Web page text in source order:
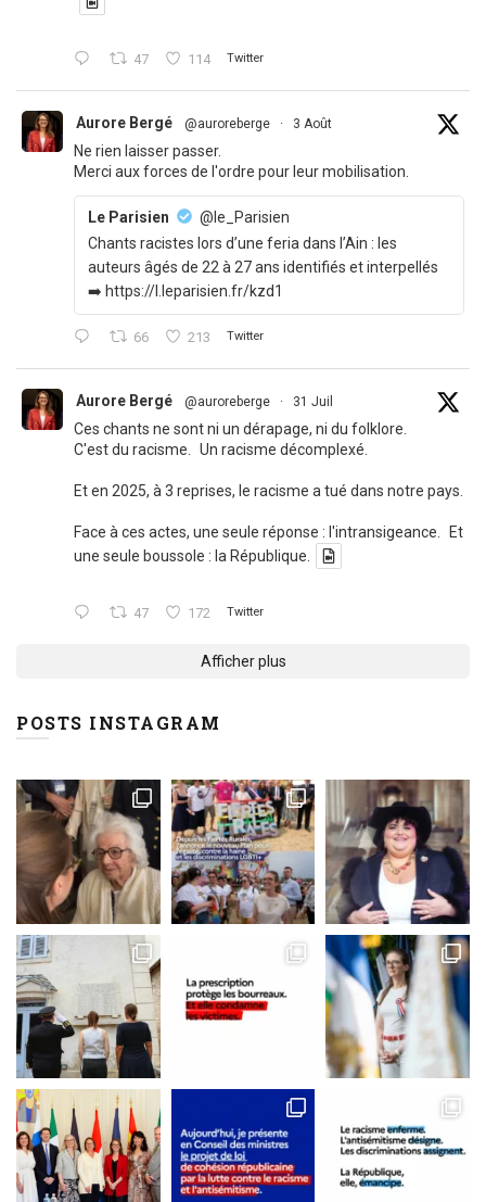
47 114 Twitter
Aurore Bergé @auroreberge · 3 Août
Ne rien laisser passer.
Merci aux forces de l'ordre pour leur mobilisation.
Le Parisien
@le_Parisien
Chants racistes lors d’une feria dans l’Ain : les
auteurs âgés de 22 à 27 ans identifiés et interpellés
➡️ https://l.leparisien.fr/kzd1
66 213 Twitter
Aurore Bergé @auroreberge · 31 Juil
Ces chants ne sont ni un dérapage, ni du folklore.
C'est du racisme. Un racisme décomplexé.
Et en 2025, à 3 reprises, le racisme a tué dans notre pays.
Face à ces actes, une seule réponse : l'intransigeance. Et
une seule boussole : la République.
47 172 Twitter
Afficher plus
POSTS INSTAGRAM